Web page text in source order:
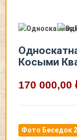
Косыми
170 000,00
Фото Беседок